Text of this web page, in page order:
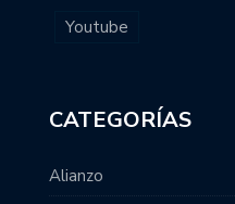
Youtube
CATEGORÍAS
Alianzo